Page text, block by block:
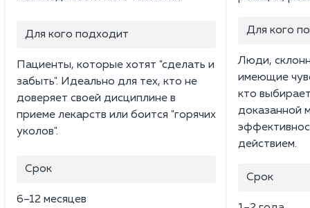
Для кого подходит
Пациенты, которые хотят "сделать и
забыть". Идеально для тех, кто не
доверяет своей дисциплине в
приеме лекарств или боится "горячих
уколов".
Срок
6–12 месяцев
Для кого
Люди,
имеющие
кто
доказанной
действием.
Срок